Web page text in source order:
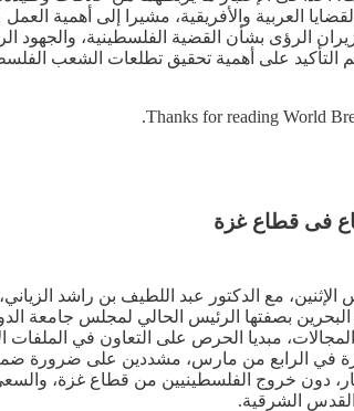
العربية والأفريقية، مشيرا إلى أهمية
الرؤى بشأن القضية الفلسطينية، والجهود
Thanks for reading World
فى قطاع غزة
مع الدكتور عبد اللطيف بن راشد
بصفتها الرئيس الحالي لمجلس جامعة
المجالات، مبديا الحرص على التعاون في
في الرابع من مارس، مشددين على ضرورة
دون خروج الفلسطينيين من قطاع غزة،